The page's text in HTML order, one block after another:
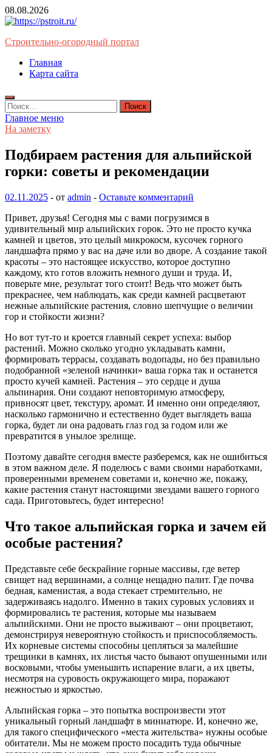
Перейти
к
08.08.2026
Строительно-огородный портал
Главная
Карта сайта
Найти:
Главное меню
На заметку
Подбираем растения для альпийской
горки: советы и рекомендации
02.11.2025 - от admin - Оставьте комментарий
Привет, друзья! Сегодня мы с вами погрузимся в
удивительный мир альпийских горок. Это не просто кучка
камней и цветов, это целый микрокосм, кусочек горного
ландшафта прямо у вас на даче или во дворе. А создание такой
красоты – это настоящее искусство, которое доступно
каждому, кто готов вложить немного души и труда. И,
поверьте мне, результат того стоит! Ведь что может быть
прекраснее, чем наблюдать, как среди камней расцветают
нежные альпийские растения, словно шепчущие о величии
гор и стойкости жизни?
Но вот тут-то и кроется главный секрет успеха: выбор
растений. Можно сколько угодно укладывать камни,
формировать террасы, создавать водопады, но без правильно
подобранной «зеленой начинки» ваша горка так и останется
просто кучей камней. Растения – это сердце и душа
альпинария. Они создают неповторимую атмосферу,
привносят цвет, текстуру, аромат. И именно они определяют,
насколько гармонично и естественно будет выглядеть ваша
горка, будет ли она радовать глаз год за годом или же
превратится в унылое зрелище.
Поэтому давайте сегодня вместе разберемся, как не ошибиться
в этом важном деле. Я поделюсь с вами своими наработками,
проверенными временем советами и, конечно же, покажу,
какие растения станут настоящими звездами вашего горного
сада. Приготовьтесь, будет интересно!
Что такое альпийская горка и зачем ей
особые растения?
Представьте себе бескрайние горные массивы, где ветер
свищет над вершинами, а солнце нещадно палит. Где почва
бедная, каменистая, а вода стекает стремительно, не
задерживаясь надолго. Именно в таких суровых условиях и
формировались те растения, которые мы называем
альпийскими. Они не просто выживают – они процветают,
демонстрируя невероятную стойкость и приспособляемость.
Их корневые системы способны цепляться за малейшие
трещинки в камнях, их листья часто бывают опушенными или
восковыми, чтобы уменьшить испарение влаги, а их цветы,
несмотря на суровость окружающего мира, поражают
нежностью и яркостью.
Альпийская горка – это попытка воспроизвести этот
уникальный горный ландшафт в миниатюре. И, конечно же,
для такого специфического «места жительства» нужны особые
обитатели. Мы не можем просто посадить туда обычные